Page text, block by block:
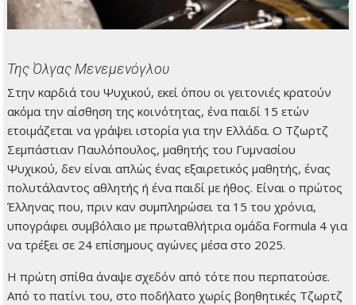
Της Όλγας Μενεμενόγλου
Στην καρδιά του Ψυχικού, εκεί όπου οι γειτονιές κρατούν
ακόμα την αίσθηση της κοινότητας, ένα παιδί 15 ετών
ετοιμάζεται να γράψει ιστορία για την Ελλάδα. Ο Τζωρτζ
Σεμπάστιαν Παυλόπουλος, μαθητής του Γυμνασίου
Ψυχικού, δεν είναι απλώς ένας εξαιρετικός μαθητής, ένας
πολυτάλαντος αθλητής ή ένα παιδί με ήθος. Είναι ο πρώτος
Έλληνας που, πριν καν συμπληρώσει τα 15 του χρόνια,
υπογράφει συμβόλαιο με πρωταθλήτρια ομάδα Formula 4 για
να τρέξει σε 24 επίσημους αγώνες μέσα στο 2025.
Η πρώτη σπίθα άναψε σχεδόν από τότε που περπατούσε.
Από το πατίνι του, στο ποδήλατο χωρίς βοηθητικές Τζωρτζ